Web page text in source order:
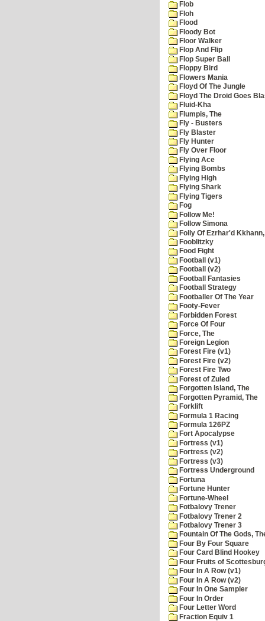
Flob
Floh
Flood
Floody Bot
Floor Walker
Flop And Flip
Flop Super Ball
Floppy Bird
Flowers Mania
Floyd Of The Jungle
Floyd The Droid Goes
Fluid-Kha
Flumpis, The
Fly - Busters
Fly Blaster
Fly Hunter
Fly Over Floor
Flying Ace
Flying Bombs
Flying High
Flying Shark
Flying Tigers
Fog
Follow Me!
Follow Simona
Folly Of Ezrhar'd
Fooblitzky
Food Fight
Football (v1)
Football (v2)
Football Fantasies
Football Strategy
Footballer Of The Year
Footy-Fever
Forbidden Forest
Force Of Four
Force, The
Foreign Legion
Forest Fire (v1)
Forest Fire (v2)
Forest Fire Two
Forest of Zuled
Forgotten Island, The
Forgotten Pyramid, The
Forklift
Formula 1 Racing
Formula 126PZ
Fort Apocalypse
Fortress (v1)
Fortress (v2)
Fortress (v3)
Fortress Underground
Fortuna
Fortune Hunter
Fortune-Wheel
Fotbalovy Trener
Fotbalovy Trener 2
Fotbalovy Trener 3
Fountain Of The Gods,
Four By Four Square
Four Card Blind Hookey
Four Fruits of
Four In A Row (v1)
Four In A Row (v2)
Four In One Sampler
Four In Order
Four Letter Word
Fraction Equiv 1